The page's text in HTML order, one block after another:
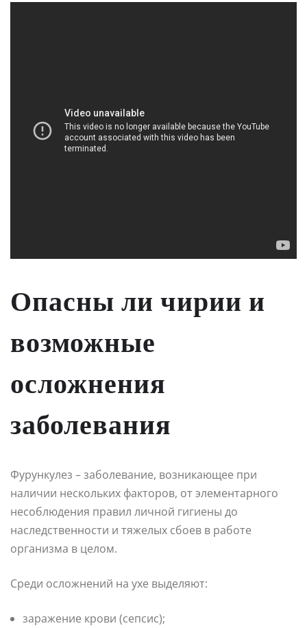
Опасны ли чирии и
возможные
осложнения
заболевания
Фурункулез – заболевание, возникающее при
наличии нескольких факторов, от элементарного
несоблюдения правил личной гигиены до
наследственности и тяжелых сбоев в работе
организма в целом.
Среди осложнений на ухе выделяют:
заражение крови (сепсис);